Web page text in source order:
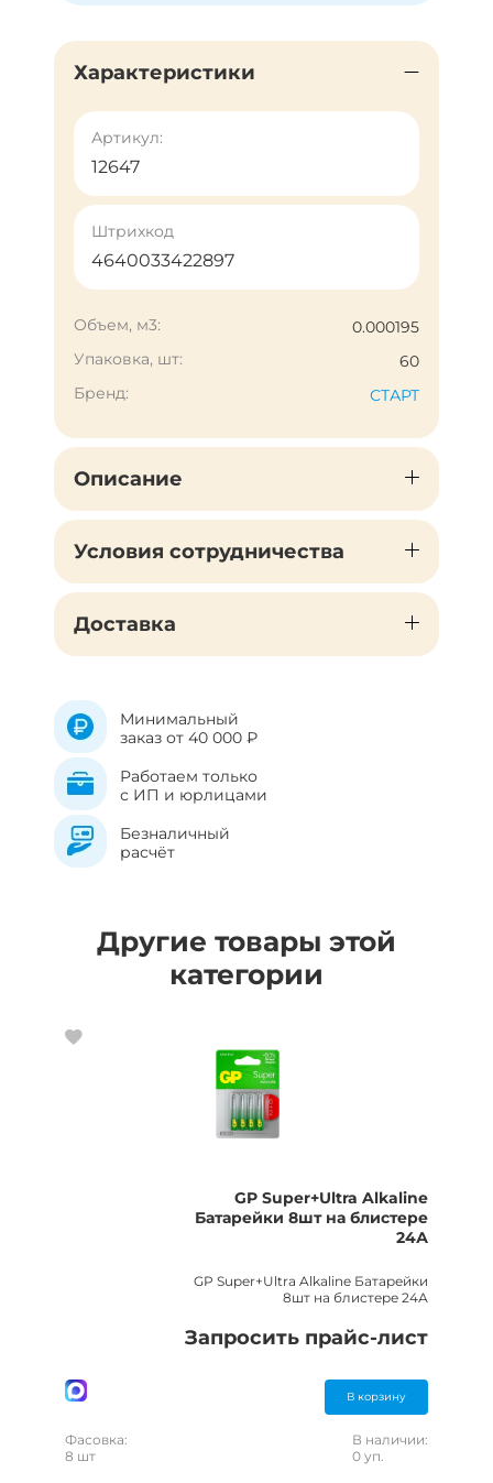
Характеристики
Артикул:
12647
Штрихкод
4640033422897
Объем, м3:
0.000195
Упаковка, шт:
60
Бренд:
СТАРТ
Описание
Условия сотрудничества
Доставка
Минимальный
заказ от 40 000 ₽
Работаем только
с ИП и юрлицами
Безналичный
расчёт
Другие товары этой
категории
GP Super+Ultra Alkaline
Батарейки 8шт на блистере
24А
GP Super+Ultra Alkaline Батарейки
8шт на блистере 24А
Запросить прайс-лист
В корзину
Фасовка:
8 шт
В наличии:
0 уп.